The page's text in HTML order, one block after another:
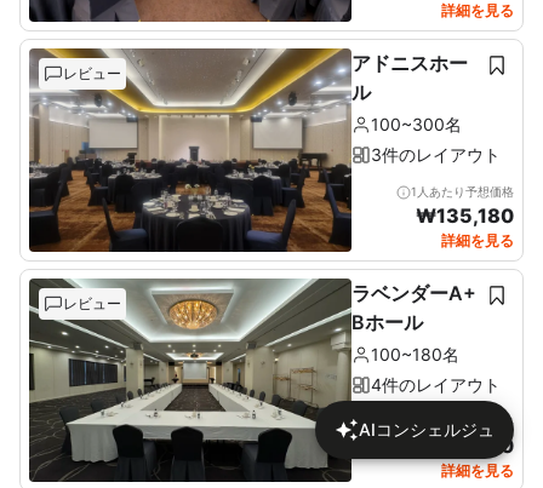
詳細を見る
レビュー
アドニスホー
ル
100~300名
3件のレイアウト
1人あたり予想価格
₩135,180
詳細を見る
レビュー
ラベンダーA+
Bホール
100~180名
4件のレイアウト
1人あたり予想価格
95,080
詳細を見る
AIコンシェルジュ